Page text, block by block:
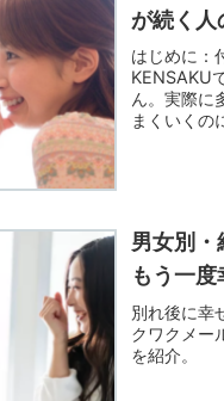
が続く人
はじめに：
KENSAKU
ん。実際に
まくいくの
男女別・
もう一
別れ後に幸
クワクメー
を紹介。